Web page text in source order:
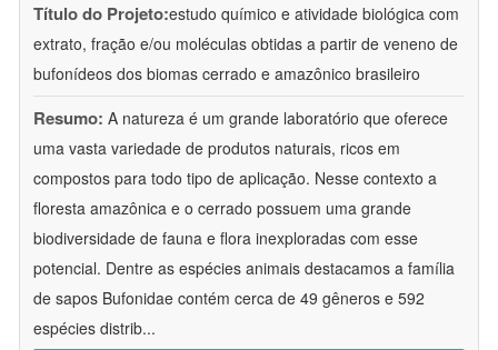
Título do Projeto:estudo químico e atividade biológica com
extrato, fração e/ou moléculas obtidas a partir de veneno de
bufonídeos dos biomas cerrado e amazônico brasileiro
Resumo: A natureza é um grande laboratório que oferece
uma vasta variedade de produtos naturais, ricos em
compostos para todo tipo de aplicação. Nesse contexto a
floresta amazônica e o cerrado possuem uma grande
biodiversidade de fauna e flora inexploradas com esse
potencial. Dentre as espécies animais destacamos a família
de sapos Bufonidae contém cerca de 49 gêneros e 592
espécies distrib...